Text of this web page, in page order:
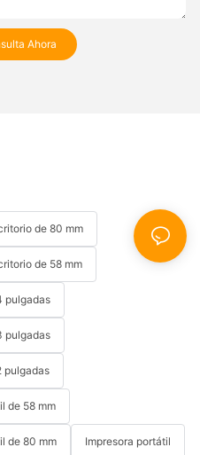
Ahora
de 80 mm
de 58 mm
pulgadas
pulgadas
pulgadas
de 58 mm
de 80 mm Impresora portátil